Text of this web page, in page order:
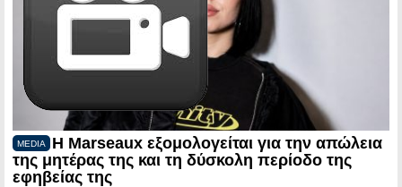
MEDIA
Η Marseaux εξομολογείται για την απώλεια
της μητέρας της και τη δύσκολη περίοδο της
εφηβείας της